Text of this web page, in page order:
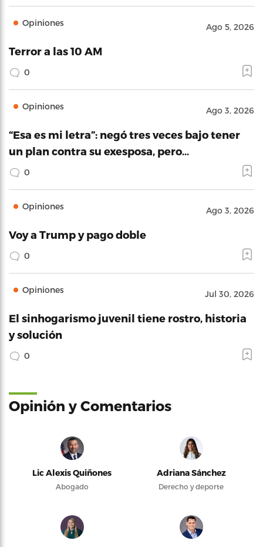
Opiniones Ago 5, 2026
Terror a las 10 AM
0
Opiniones Ago 3, 2026
“Esa es mi letra”: negó tres veces bajo tener
un plan contra su exesposa, pero…
0
Opiniones Ago 3, 2026
Voy a Trump y pago doble
0
Opiniones Jul 30, 2026
El sinhogarismo juvenil tiene rostro, historia
y solución
0
Opinión y Comentarios
Lic Alexis Quiñones
Abogado
Adriana Sánchez
Derecho y deporte